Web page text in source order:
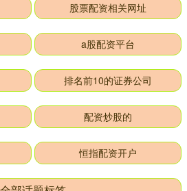
股票配资相关网址
a股配资平台
排名前10的证券公司
配资炒股的
恒指配资开户